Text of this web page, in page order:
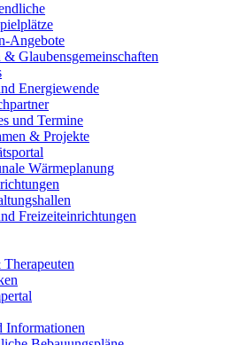
Angebote
Glaubensgemeinschaften
Energiewende
und Termine
& Projekte
Wärmeplanung
Freizeiteinrichtungen
Informationen